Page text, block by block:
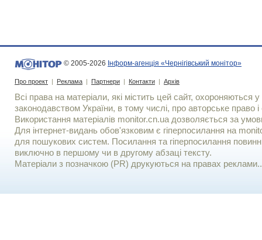
© 2005-2026 Інформ-агенція «Чернігівський монітор»
Про проект | Реклама | Партнери | Контакти | Архів
Всі права на матеріали, які містить цей сайт, охороняються у
законодавством України, в тому числі, про авторське право і
Використання матерiалiв monitor.cn.ua дозволяється за
Для iнтернет-видань обов'язковим є гiперпосилання на
для пошукових систем. Посилання та гіперпосилання
виключно в першому чи в другому абзаці тексту.
Матеріали з позначкою (PR) друкуються на правах реклами..